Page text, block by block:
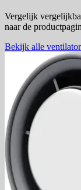
Vergelijk
naar de
Bekijk alle